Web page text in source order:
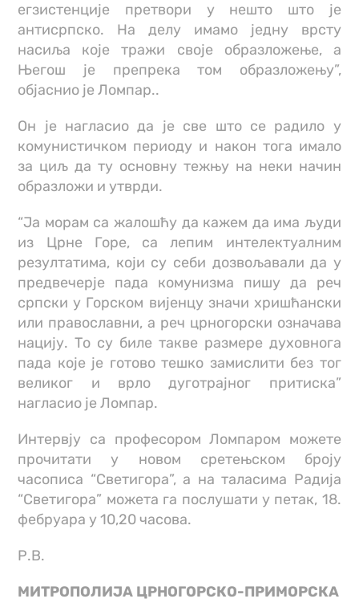
егзистенције претвори у нешто што је
антисрпско. На делу имамо једну врсту
насиља које тражи своје образложење, а
Његош је препрека том образложењу”,
објаснио је Ломпар..
Он је нагласио да је све што се радило у
комунистичком периоду и након тога имало
за циљ да ту основну тежњу на неки начин
образложи и утврди.
“Ја морам са жалошћу да кажем да има људи
из Црне Горе, са лепим интелектуалним
резултатима, који су себи дозвољавали да у
предвечерје пада комунизма пишу да реч
српски у Горском вијенцу значи хришћански
или православни, а реч црногорски означава
нацију. То су биле такве размере духовнога
пада које је готово тешко замислити без тог
великог и врло дуготрајног притиска”
нагласио је Ломпар.
Интервју са професором Ломпаром можете
прочитати у новом сретењском броју
часописа “Светигора”, а на таласима Радија
“Светигора” можета га послушати у петак, 18.
фебруара у 10,20 часова.
Р.В.
МИТРОПОЛИЈА ЦРНОГОРСКО-ПРИМОРСКА